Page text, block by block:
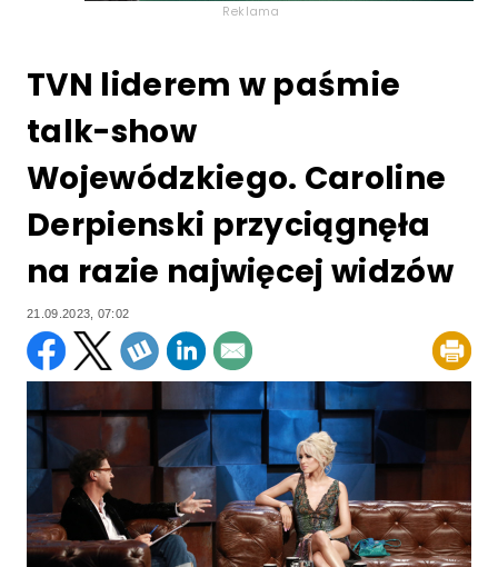
Reklama
TVN liderem w paśmie
talk-show
Wojewódzkiego. Caroline
Derpienski przyciągnęła
na razie najwięcej widzów
21.09.2023, 07:02